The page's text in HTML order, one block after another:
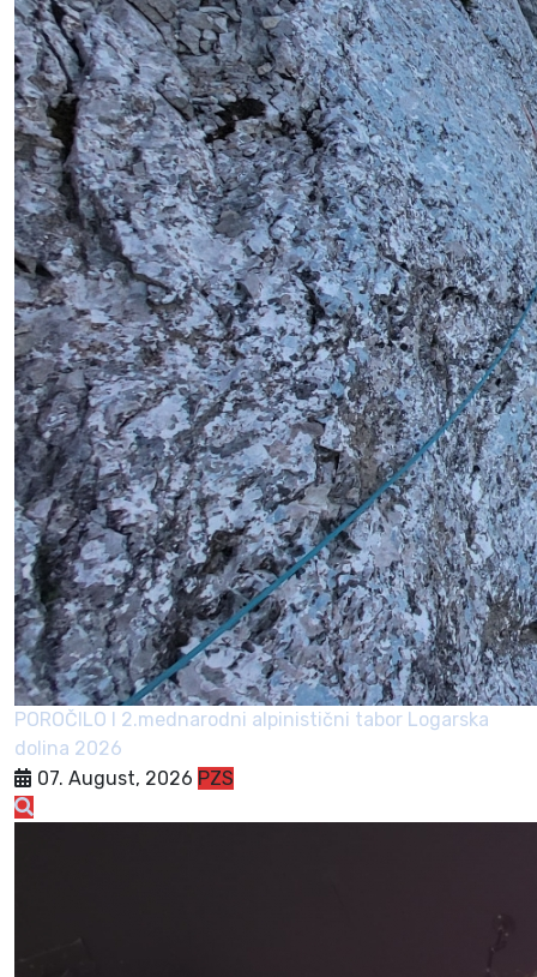
POROČILO I 2.mednarodni alpinistični tabor Logarska
dolina 2026
07. August, 2026 PZS